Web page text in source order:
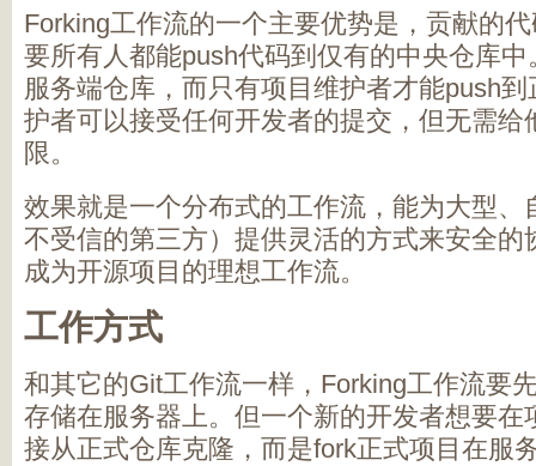
Forking工作流的一个主要优势是，贡献的
要所有人都能push代码到仅有的中央仓库
服务端仓库，而只有项目维护者才能push
护者可以接受任何开发者的提交，但无需给
限。
效果就是一个分布式的工作流，能为大型、
不受信的第三方）提供灵活的方式来安全的
成为开源项目的理想工作流。
工作方式
和其它的Git工作流一样，Forking工作流要
存储在服务器上。但一个新的开发者想要在
接从正式仓库克隆，而是fork正式项目在服